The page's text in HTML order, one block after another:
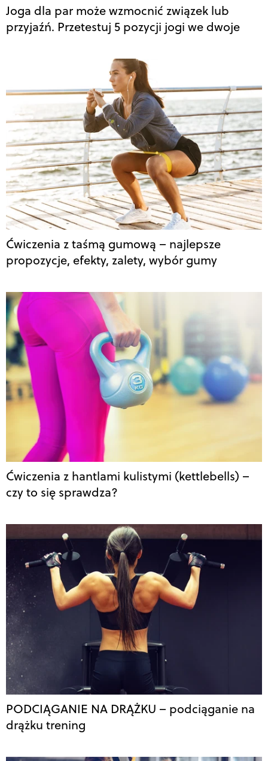
Joga dla par może wzmocnić związek lub
przyjaźń. Przetestuj 5 pozycji jogi we dwoje
Ćwiczenia z taśmą gumową – najlepsze
propozycje, efekty, zalety, wybór gumy
Ćwiczenia z hantlami kulistymi (kettlebells) –
czy to się sprawdza?
PODCIĄGANIE NA DRĄŻKU – podciąganie na
drążku trening